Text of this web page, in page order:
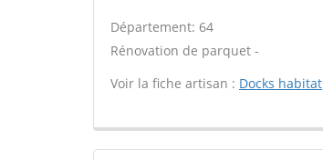
Département: 64
Rénovation de parquet -
Voir la fiche artisan : Docks habitat